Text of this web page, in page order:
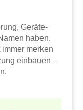
Geräte-
haben.
merken
einbauen –